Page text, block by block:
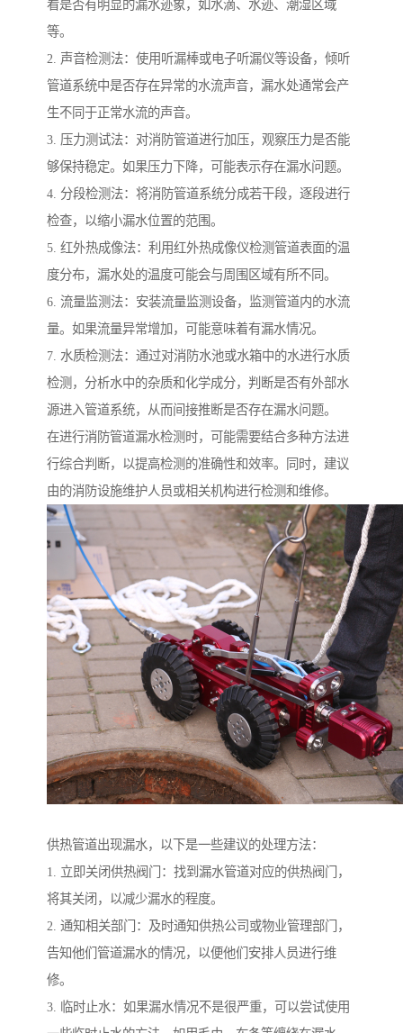
看是否有明显的漏水迹象，如水滴、水迹、潮湿区域
等。
2. 声音检测法：使用听漏棒或电子听漏仪等设备，倾听
管道系统中是否存在异常的水流声音，漏水处通常会产
生不同于正常水流的声音。
3. 压力测试法：对消防管道进行加压，观察压力是否能
够保持稳定。如果压力下降，可能表示存在漏水问题。
4. 分段检测法：将消防管道系统分成若干段，逐段进行
检查，以缩小漏水位置的范围。
5. 红外热成像法：利用红外热成像仪检测管道表面的温
度分布，漏水处的温度可能会与周围区域有所不同。
6. 流量监测法：安装流量监测设备，监测管道内的水流
量。如果流量异常增加，可能意味着有漏水情况。
7. 水质检测法：通过对消防水池或水箱中的水进行水质
检测，分析水中的杂质和化学成分，判断是否有外部水
源进入管道系统，从而间接推断是否存在漏水问题。
在进行消防管道漏水检测时，可能需要结合多种方法进
行综合判断，以提高检测的准确性和效率。同时，建议
由的消防设施维护人员或相关机构进行检测和维修。
供热管道出现漏水，以下是一些建议的处理方法：
1. 立即关闭供热阀门：找到漏水管道对应的供热阀门，
将其关闭，以减少漏水的程度。
2. 通知相关部门：及时通知供热公司或物业管理部门，
告知他们管道漏水的情况，以便他们安排人员进行维
修。
3. 临时止水：如果漏水情况不是很严重，可以尝试使用